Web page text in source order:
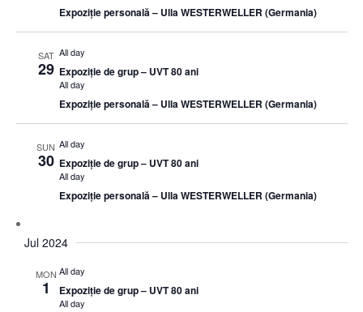
Expoziție personală – Ulla WESTERWELLER (Germania)
SAT
29
All day
Expoziție de grup – UVT 80 ani
All day
Expoziție personală – Ulla WESTERWELLER (Germania)
SUN
30
All day
Expoziție de grup – UVT 80 ani
All day
Expoziție personală – Ulla WESTERWELLER (Germania)
Jul 2024
MON
1
All day
Expoziție de grup – UVT 80 ani
All day